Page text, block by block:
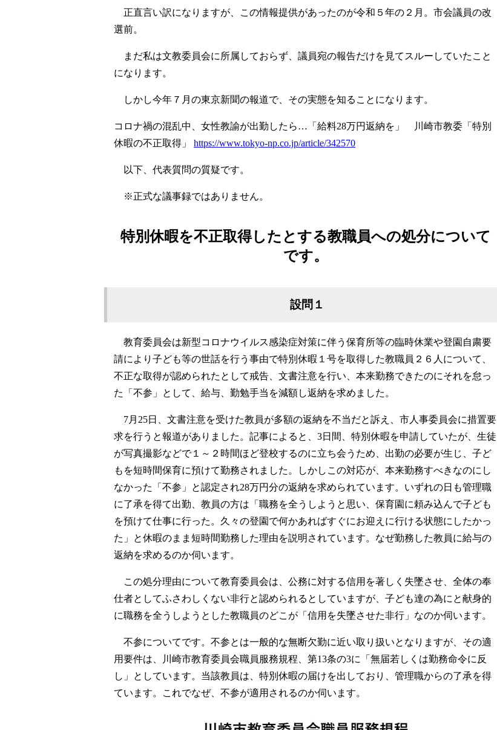
正直言い訳になりますが、この情報提供があったのが令和５年の２月。市会議員の改
選前。
まだ私は文教委員会に所属しておらず、議員宛の報告だけを見てスルーしていたこと
になります。
しかし今年７月の東京新聞の報道で、その実態を知ることになります。
コロナ禍の混乱中、女性教諭が出勤したら…「給料28万円返納を」 川崎市教委「特別
休暇の不正取得」 https://www.tokyo-np.co.jp/article/342570
以下、代表質問の質疑です。
※正式な議事録ではありません。
特別休暇を不正取得したとする教職員への処分について
です。
設問１
教育委員会は新型コロナウイルス感染症対策に伴う保育所等の臨時休業や登園自粛要
請により子ども等の世話を行う事由で特別休暇１号を取得した教職員２６人について、
不正な取得が認められたとして戒告、文書注意を行い、本来勤務できたのにそれを怠っ
た「不参」として、給与、勤勉手当を減額し返納を求めました。
7月25日、文書注意を受けた教員が多額の返納を不当だと訴え、市人事委員会に措置要
求を行うと報道がありました。記事によると、3日間、特別休暇を申請していたが、生徒
が写真撮影などで１～２時間ほど登校するのに立ち会うため、出勤の必要が生じ、子ど
もを短時間保育に預けて勤務されました。しかしこの対応が、本来勤務すべきなのにし
なかった「不参」と認定され28万円分の返納を求められています。いずれの日も管理職
に了承を得て出勤、教員の方は「職務を全うしようと思い、保育園に頼み込んで子ども
を預けて仕事に行った。久々の登園で何かあればすぐにお迎えに行ける状態にしたかっ
た」と休暇のまま短時間勤務した理由を説明されています。なぜ勤務した教員に給与の
返納を求めるのか伺います。
この処分理由について教育委員会は、公務に対する信用を著しく失墜させ、全体の奉
仕者としてふさわしくない非行と認められるとしていますが、子ども達の為にと献身的
に職務を全うしようとした教職員のどこが「信用を失墜させた非行」なのか伺います。
不参についてです。不参とは一般的な無断欠勤に近い取り扱いとなりますが、その適
用要件は、川崎市教育委員会職員服務規程、第13条の3に「無届若しくは勤務命令に反
し」としています。当該教員は、特別休暇の届けを出しており、管理職からの了承を得
ています。これでなぜ、不参が適用されるのか伺います。